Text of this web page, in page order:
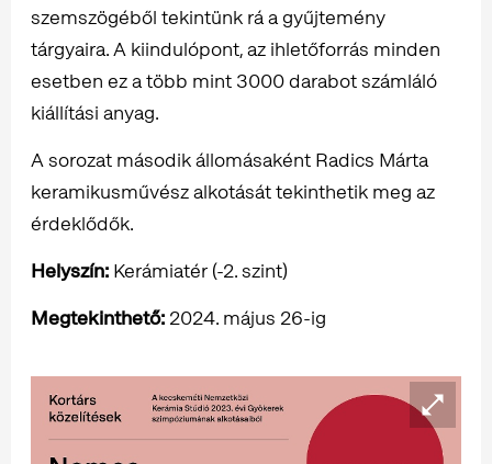
szemszögéből tekintünk rá a gyűjtemény
tárgyaira. A kiindulópont, az ihletőforrás minden
esetben ez a több mint 3000 darabot számláló
kiállítási anyag.
A sorozat második állomásaként Radics Márta
keramikusművész alkotását tekinthetik meg az
érdeklődők.
Helyszín: Kerámiatér (-2. szint)
Megtekinthető: 2024. május 26-ig